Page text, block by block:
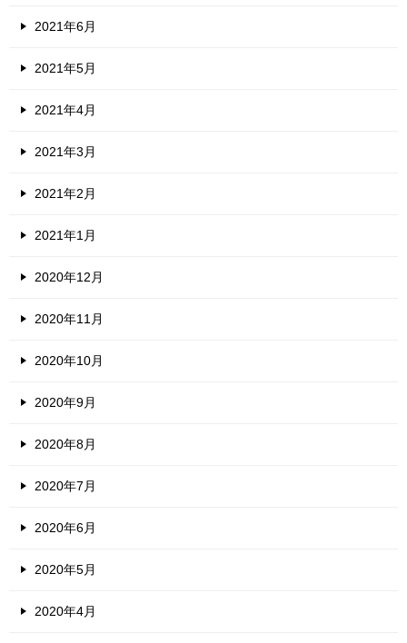
2021年6月
2021年5月
2021年4月
2021年3月
2021年2月
2021年1月
2020年12月
2020年11月
2020年10月
2020年9月
2020年8月
2020年7月
2020年6月
2020年5月
2020年4月